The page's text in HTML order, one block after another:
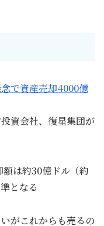
で資産売却4000億
資会社、復星集団が
は約30億ドル（約
となる
がこれからも売るの